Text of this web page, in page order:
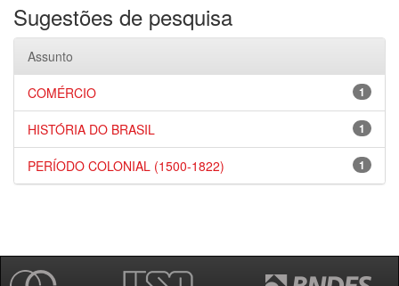
Sugestões de pesquisa
Assunto
1
COMÉRCIO
1
HISTÓRIA DO BRASIL
1
PERÍODO COLONIAL (1500-1822)